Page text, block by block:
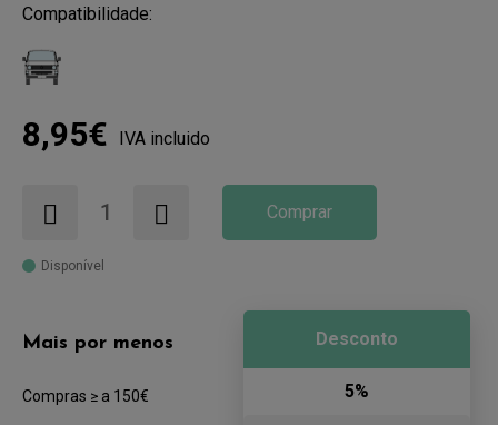
Compatibilidade:
8,95€ IVA incluido
Comprar
Disponível
Mais por menos
Compras ≥ a 150€
Desconto
5%